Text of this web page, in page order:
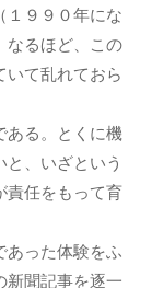
１９９０年にな
なるほど、この
いて乱れておら
ある。とくに機
、いざという
責任をもって育
った体験をふ
新聞記事を逐一